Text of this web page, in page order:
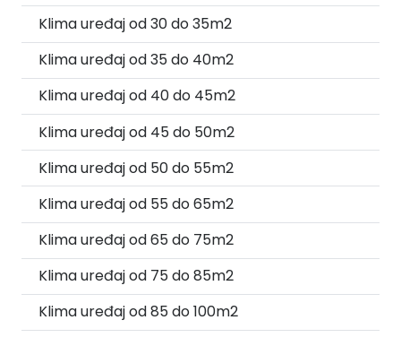
Klima uređaj od 30 do 35m2
Klima uređaj od 35 do 40m2
Klima uređaj od 40 do 45m2
Klima uređaj od 45 do 50m2
Klima uređaj od 50 do 55m2
Klima uređaj od 55 do 65m2
Klima uređaj od 65 do 75m2
Klima uređaj od 75 do 85m2
Klima uređaj od 85 do 100m2